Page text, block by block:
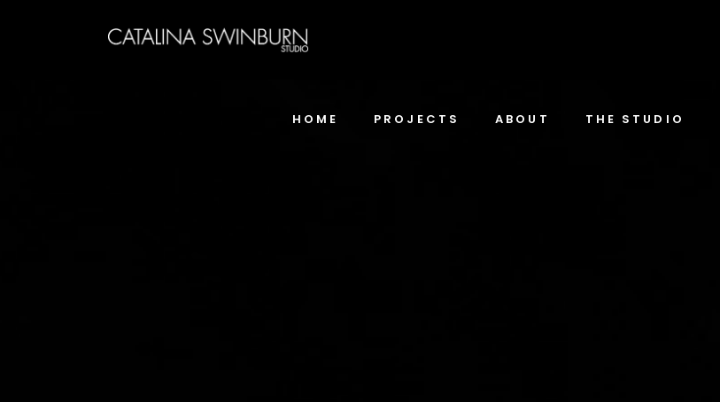
HOME PROJECTS ABOUT THE STUDIO